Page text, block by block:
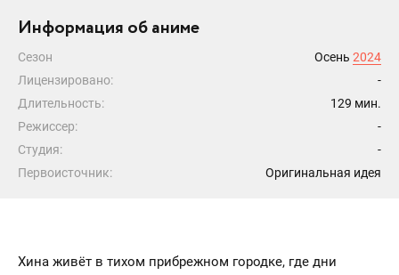
Информация об аниме
Сезон Осень 2024
Лицензировано:
-
Длительность:
129 мин.
Режиссер:
-
Студия:
-
Первоисточник:
Оригинальная идея
Хина живёт в тихом прибрежном городке, где дни